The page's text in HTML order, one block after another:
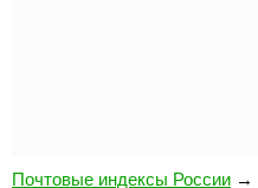
Почтовые индексы России →